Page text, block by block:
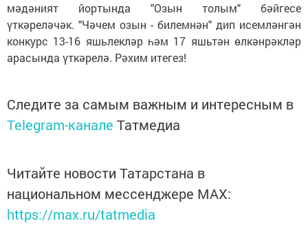
мәдәният йортында "Озын толым" бәйгесе
үткәреләчәк. "Чәчем озын - билемнән" дип исемләнгән
конкурс 13-16 яшьлекләр һәм 17 яшьтән өлкәнрәкләр
арасында үткәрелә. Рәхим итегез!
Следите за самым важным и интересным в
Telegram-канале Татмедиа
Читайте новости Татарстана в
национальном мессенджере MАХ:
https://max.ru/tatmedia